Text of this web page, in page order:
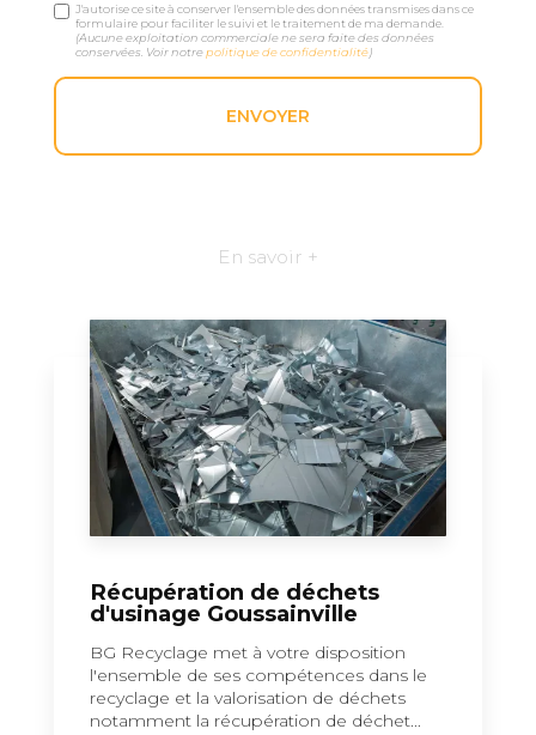
J'autorise ce site à conserver l'ensemble des données transmises dans ce
formulaire pour faciliter le suivi et le traitement de ma demande.
(Aucune exploitation commerciale ne sera faite des données
conservées. Voir notrepolitique de confidentialité)
En savoir +
Récupération de déchets
d'usinage Goussainville
BG Recyclage met à votre disposition
l'ensemble de ses compétences dans le
recyclage et la valorisation de déchets
notamment la récupération de déchet...